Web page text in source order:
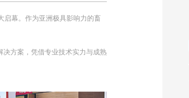
启幕。作为亚洲极具影响力的畜
方案，凭借专业技术实力与成熟